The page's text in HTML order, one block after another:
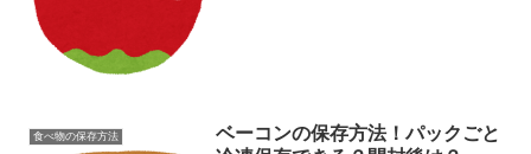
食べ物の保存方法
ベーコンの保存方法！パックごと